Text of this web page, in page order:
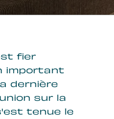
fier
important
dernière
sur la
tenue le